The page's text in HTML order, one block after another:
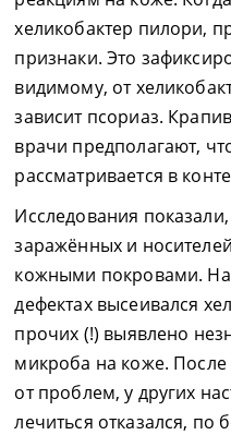
хеликобактер пилори,
признаки. Это
видимому, от
зависит псориаз.
врачи предполагают,
рассматривается в
Исследования
заражённых и
кожными покровами.
дефектах высеивался
прочих (!) выявлено
микроба на коже. После
от проблем, у других
лечиться отказался, по